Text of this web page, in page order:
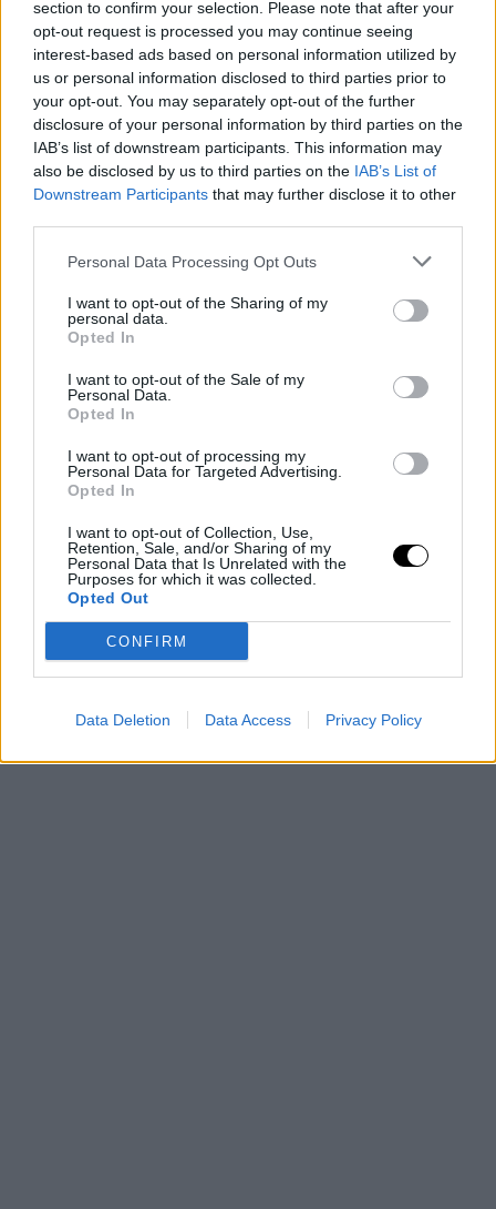
section to confirm your selection. Please note that after your
opt-out request is processed you may continue seeing
interest-based ads based on personal information utilized by
us or personal information disclosed to third parties prior to
your opt-out. You may separately opt-out of the further
disclosure of your personal information by third parties on the
IAB’s list of downstream participants. This information may
also be disclosed by us to third parties on the IAB’s List of
Downstream Participants that may further disclose it to other
Personal Data Processing Opt Outs
I want to opt-out of the Sharing of my
personal data.
Opted In
I want to opt-out of the Sale of my
Personal Data.
Opted In
I want to opt-out of processing my
Personal Data for Targeted Advertising.
Opted In
I want to opt-out of Collection, Use,
Retention, Sale, and/or Sharing of my
Personal Data that Is Unrelated with the
Purposes for which it was collected.
Opted Out
CONFIRM
Data Deletion Data Access Privacy Policy